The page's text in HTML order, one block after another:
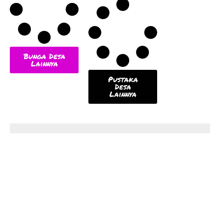
Bunga Desa
Lainnya
Pustaka
Desa
Lainnya